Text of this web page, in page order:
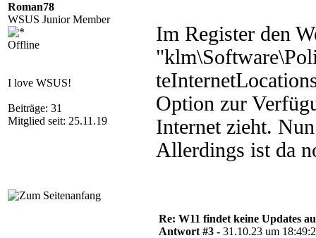
Roman78
WSUS Junior Member
Offline
I love WSUS!
Beiträge: 31
Mitglied seit: 25.11.19
Im Register den
Option zur
Internet zieht.
Allerdings ist da
Re: W11 findet keine Updates
Antwort #3 - 31.10.23 um